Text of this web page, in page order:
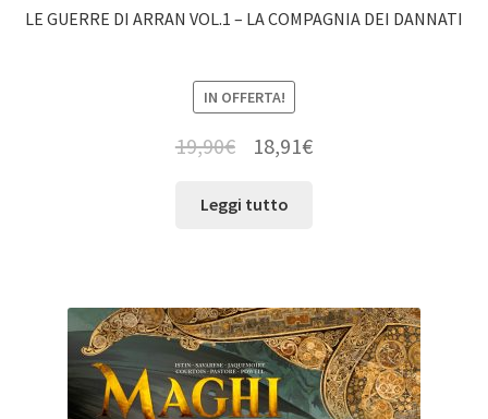
LE GUERRE DI ARRAN VOL.1 – LA COMPAGNIA DEI DANNATI
IN OFFERTA!
19,90€ 18,91€
Leggi tutto